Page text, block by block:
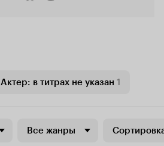
Актер: в титрах не указан 1
Все жанры